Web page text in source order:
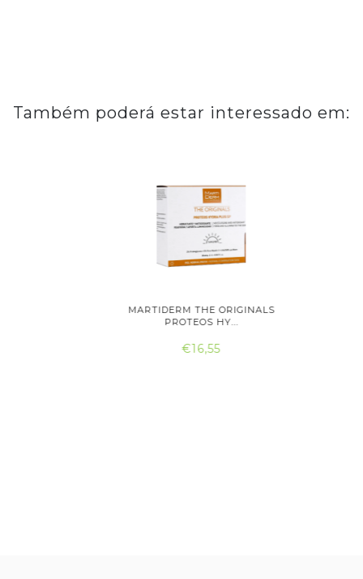
Também poderá estar interessado em:
MARTIDERM THE ORIGINALS
PROTEOS HY...
€16,55